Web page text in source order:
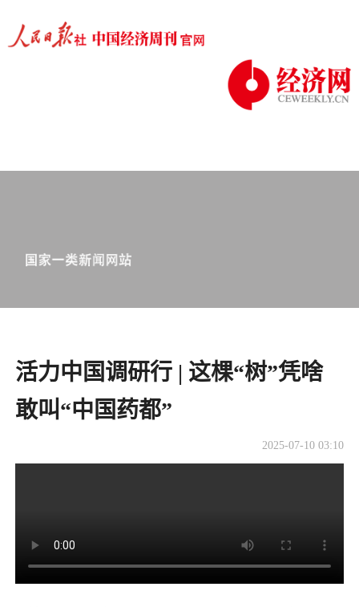
活力中国调研行 | 这棵“树”凭啥
敢叫“中国药都”
2025-07-10 03:10